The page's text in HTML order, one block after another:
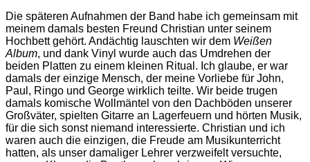
Die späteren Aufnahmen der Band habe ich gemeinsam mit
meinem damals besten Freund Christian unter seinem
Hochbett gehört. Andächtig lauschten wir dem Weißen
Album, und dank Vinyl wurde auch das Umdrehen der
beiden Platten zu einem kleinen Ritual. Ich glaube, er war
damals der einzige Mensch, der meine Vorliebe für John,
Paul, Ringo und George wirklich teilte. Wir beide trugen
damals komische Wollmäntel von den Dachböden unserer
Großväter, spielten Gitarre an Lagerfeuern und hörten Musik,
für die sich sonst niemand interessierte. Christian und ich
waren auch die einzigen, die Freude am Musikunterricht
hatten, als unser damaliger Lehrer verzweifelt versuchte,